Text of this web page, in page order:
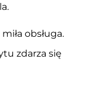
obsługa.
zdarza się